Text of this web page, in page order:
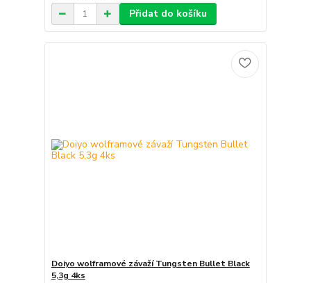
Přidat do košíku
Doiyo wolframové závaží Tungsten Bullet Black
5,3g 4ks